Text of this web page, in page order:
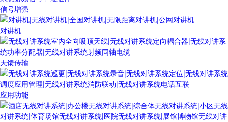
信号增强
对讲机
天馈传输
应用功能